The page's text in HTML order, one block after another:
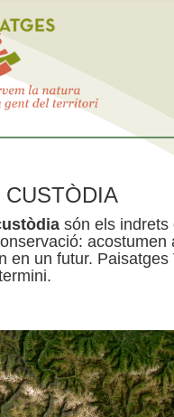
CUSTÒDIA
són els indrets
en un futur.